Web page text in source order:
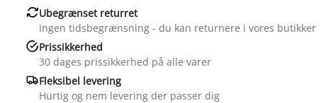
Ubegrænset returret
Ingen tidsbegrænsning - du kan returnere i vores butikker
Prissikkerhed
30 dages prissikkerhed på alle varer
Fleksibel levering
Hurtig og nem levering der passer dig